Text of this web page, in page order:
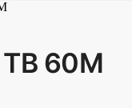
TB 60M